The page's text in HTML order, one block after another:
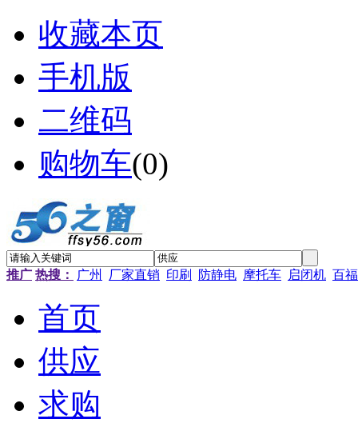
收藏本页
手机版
二维码
购物车(0)
推广 热搜： 广州 厂家直销 印刷 防静电 摩托车 启闭机 百福
首页
供应
求购